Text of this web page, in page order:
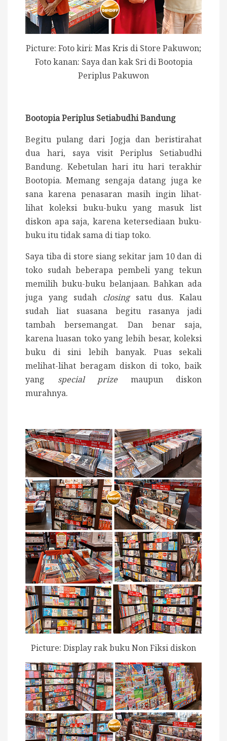
Picture: Foto kiri: Mas Kris di Store Pakuwon;
Foto kanan: Saya dan kak Sri di Bootopia
Periplus Pakuwon
Bootopia Periplus Setiabudhi Bandung
Begitu pulang dari Jogja dan beristirahat
dua hari, saya visit Periplus Setiabudhi
Bandung. Kebetulan hari itu hari terakhir
Bootopia. Memang sengaja datang juga ke
sana karena penasaran masih ingin lihat-
lihat koleksi buku-buku yang masuk list
diskon apa saja, karena ketersediaan buku-
buku itu tidak sama di tiap toko.
Saya tiba di store siang sekitar jam 10 dan di
toko sudah beberapa pembeli yang tekun
memilih buku-buku belanjaan. Bahkan ada
juga yang sudah closingsatu dus. Kalau
sudah liat suasana begitu rasanya jadi
tambah bersemangat. Dan benar saja,
karena luasan toko yang lebih besar, koleksi
buku di sini lebih banyak. Puas sekali
melihat-lihat beragam diskon di toko, baik
yang special prizemaupun diskon
murahnya.
Picture: Display rak buku Non Fiksi diskon